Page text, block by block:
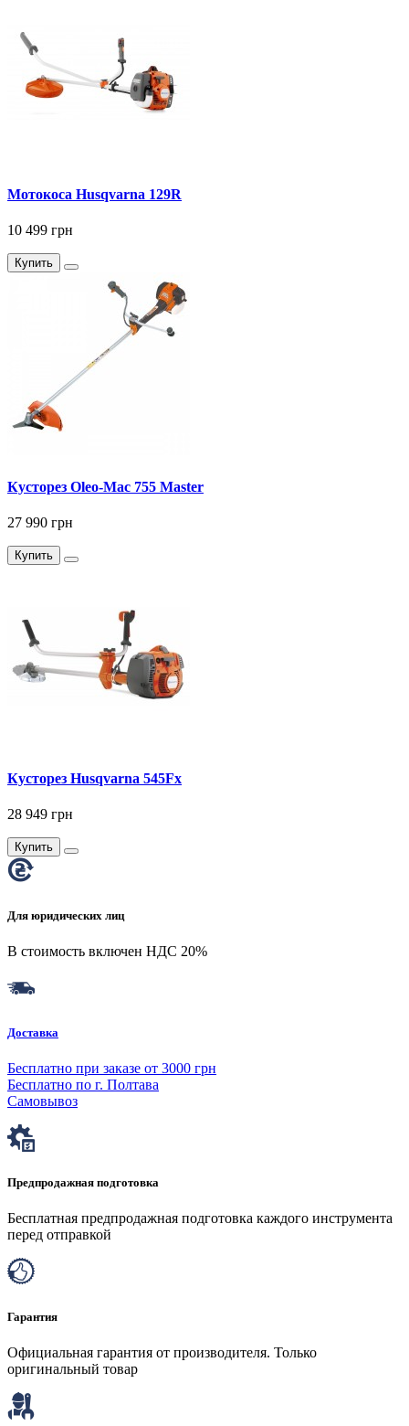
Мотокоса Husqvarna 129R
10 499 грн
Купить
Кусторез Оleo-Мас 755 Master
27 990 грн
Купить
Кусторез Husqvarna 545Fx
28 949 грн
Купить
Для юридических лиц
В стоимость включен НДС 20%
Доставка
Бесплатно при заказе от 3000 грн
Бесплатно по г. Полтава
Самовывоз
Предпродажная подготовка
Бесплатная предпродажная подготовка каждого инструмента
перед отправкой
Гарантия
Официальная гарантия от производителя. Только
оригинальный товар